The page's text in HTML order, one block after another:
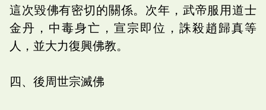
這次毀佛有密切的關係。次年，武帝服用道士
金丹，中毒身亡，宣宗即位，誅殺趙歸真等
人，並大力復興佛教。
四、後周世宗滅佛